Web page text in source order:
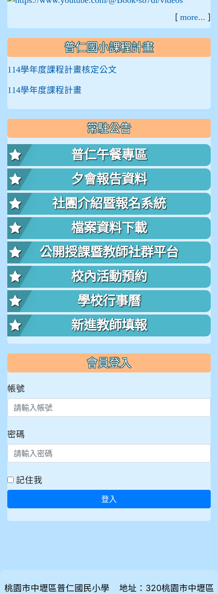
[ more... ]
普仁國小課程計畫
114學年度課程計畫核定公文
114學年度課程計畫
常駐公告
普仁午餐專區
夕會報告資料
社團介紹暨報名系統
檔案資料下載
公開授課暨教師社群平台
校內活動預約
學校行事曆
新進教師填報
會員登入
帳號
密碼
記住我
登入
桃園市中壢區普仁國民小學 地址：320桃園市中壢區